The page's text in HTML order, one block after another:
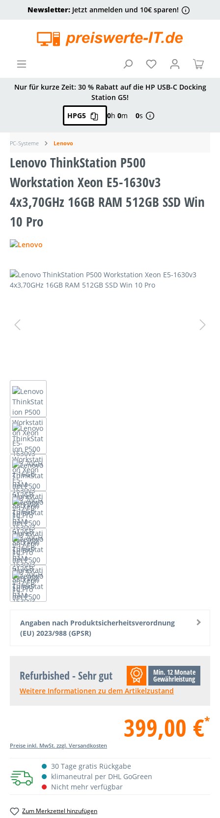
springen
Newsletter:Jetzt anmelden und 10€ sparen!
Nur für kurze Zeit: 30 % Rabatt auf die HP USB-C Docking
Station G5!
HPG5
0h 0m 0s
PC-Systeme Lenovo
Lenovo ThinkStation P500
Workstation Xeon E5-1630v3
4x3,70GHz 16GB RAM 512GB SSD Win
10 Pro
Bildergalerie überspringen
Angaben nach Produktsicherheitsverordnung
(EU) 2023/988 (GPSR)
Refurbished - Sehr gut Min. 12 Monate
Gewährleistung
Weitere Informationen zu dem Artikelzustand
399,00 €*
Preise inkl. MwSt. zzgl. Versandkosten
30 Tage gratis Rückgabe
klimaneutral per DHL GoGreen
Nicht mehr verfügbar
Zum Merkzettel hinzufügen